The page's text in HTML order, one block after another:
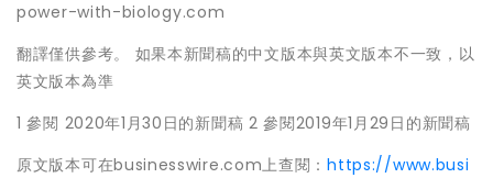
power-with-biology.com
翻譯僅供參考。 如果本新聞稿的中文版本與英文版本不一致，以
英文版本為準
1 參閱 2020年1月30日的新聞稿 2 參閱2019年1月29日的新聞稿
原文版本可在businesswire.com上查閱：https://www.busi